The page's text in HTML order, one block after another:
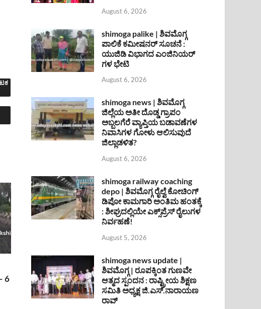
6
August 6, 2026
shimoga palike | ಶಿವಮೊಗ್ಗ
ಪಾಲಿಕೆ ಕಮೀಷನರ್ ಸೂಚನೆ :
ಯುಜಿಡಿ ವಿಭಾಗದ ಎಂಜಿನಿಯರ್
ಗಳ ಭೇಟಿ
August 6, 2026
shimoga news | ಶಿವಮೊಗ್ಗ
ಜಿಲ್ಲೆಯ ಅತೀ ದೊಡ್ಡ ಗ್ರಾಪಂ
ಅಬ್ಬಲಗೆರೆ ವ್ಯಾಪ್ತಿಯ ಬಡಾವಣೆಗಳ
ನಿವಾಸಿಗಳ ಗೋಳು ಆಲಿಸುವುದೆ
ಜಿಲ್ಲಾಡಳಿತ?
August 6, 2026
shimoga railway coaching
depo | ಶಿವಮೊಗ್ಗ ರೈಲ್ವೆ ಕೋಚಿಂಗ್
ಡಿಪೋ ಕಾಮಗಾರಿ ಅಂತಿಮ ಹಂತಕ್ಕೆ
: ಶೀಘ್ರದಲ್ಲಿಯೇ ಎಕ್ಸ್‌ಪ್ರೆಸ್ ರೈಲುಗಳ
ನಿರ್ವಹಣೆ!
August 5, 2026
shimoga news update |
ಶಿವಮೊಗ್ಗ | ರೂಪಕ್ಕಿಂತ ಗುಣವೇ
ಆತ್ಮದ ಸ್ಪಂದನ : ರಾಷ್ಟ್ರೀಯ ಶಿಕ್ಷಣ
ಸಮಿತಿ ಅಧ್ಯಕ್ಷ ಜಿ.ಎಸ್.ನಾರಾಯಣ
ರಾವ್